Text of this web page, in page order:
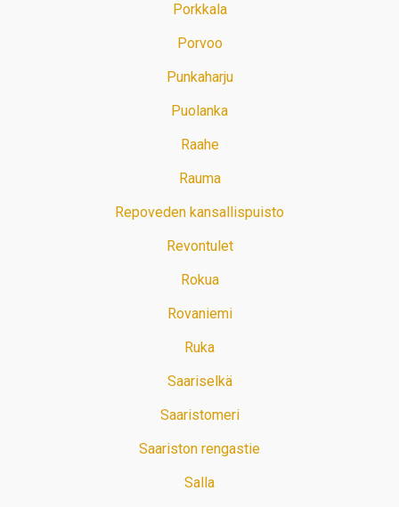
Porkkala
Porvoo
Punkaharju
Puolanka
Raahe
Rauma
Repoveden kansallispuisto
Revontulet
Rokua
Rovaniemi
Ruka
Saariselkä
Saaristomeri
Saariston rengastie
Salla